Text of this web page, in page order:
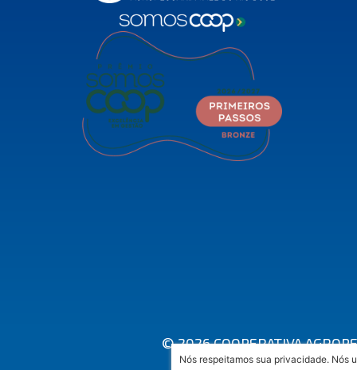
Nós respeitamos sua privacidade. Nós
© 2026 COOPERATIVA